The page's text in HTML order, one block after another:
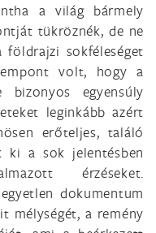
a világ bármely
tükröznék, de ne
földrajzi sokféleséget
volt, hogy a
egyensúly
leginkább azért
erőteljes, találó
ki a sok jelentésben
érzéseket.
dokumentum
mélységét, a remény